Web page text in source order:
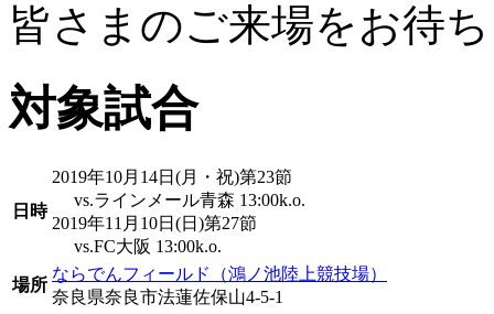
皆さまのご来場をお待
対象試合
日時
2019年10月14日(月・祝)第23節
vs.ラインメール青森 13:00k.o.
2019年11月10日(日)第27節
vs.FC大阪 13:00k.o.
場所
ならでんフィールド（鴻ノ池陸上競技場）
奈良県奈良市法蓮佐保山4-5-1